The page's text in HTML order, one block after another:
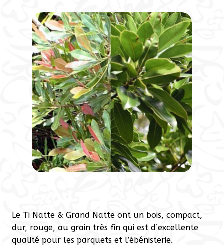
Le Ti Natte & Grand Natte ont un bois, compact,
dur, rouge, au grain très fin qui est d’excellente
qualité pour les parquets et l’ébénisterie.